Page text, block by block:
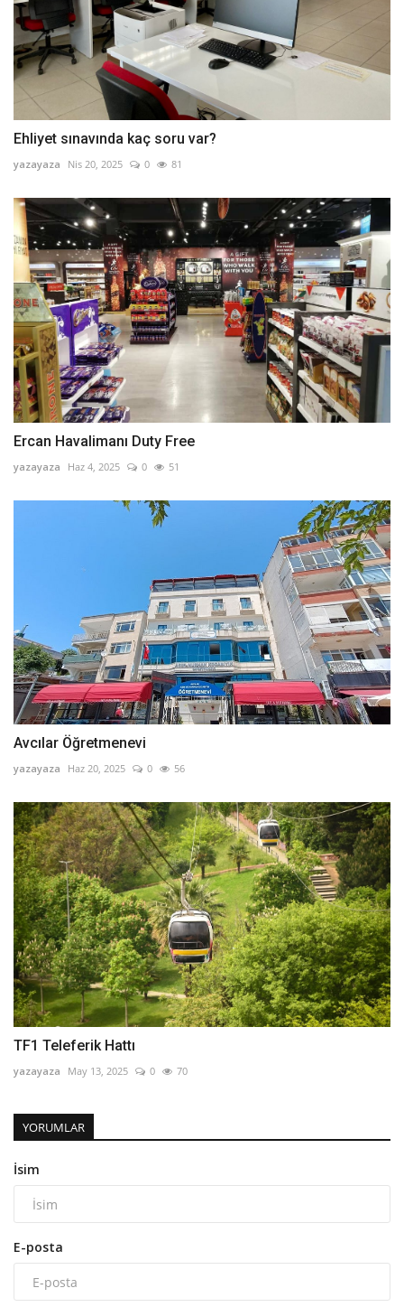
Ehliyet sınavında kaç soru var?
yazayaza Nis 20, 2025 0 81
Ercan Havalimanı Duty Free
yazayaza Haz 4, 2025 0 51
Avcılar Öğretmenevi
yazayaza Haz 20, 2025 0 56
TF1 Teleferik Hattı
yazayaza May 13, 2025 0 70
YORUMLAR
İsim
E-posta